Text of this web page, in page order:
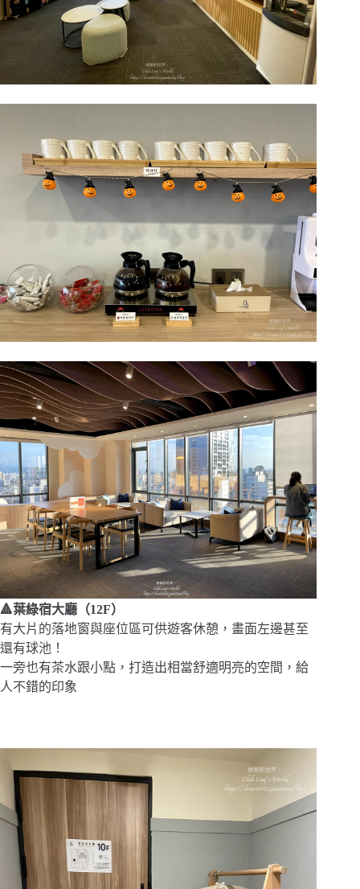
🔺葉綠宿大廳（12F）
有大片的落地窗與座位區可供遊客休憩，畫面左邊甚至
還有球池！
一旁也有茶水跟小點，打造出相當舒適明亮的空間，給
人不錯的印象